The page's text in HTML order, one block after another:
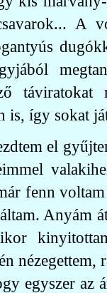
A
táviratokat
is, így sokat
el
fenn
Anyám
nézegettem,
egyszer az